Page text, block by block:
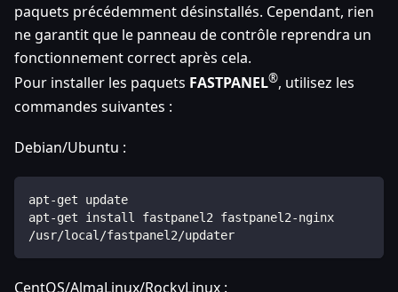
paquets précédemment désinstallés. Cependant, rien
ne garantit que le panneau de contrôle reprendra un
fonctionnement correct après cela.
Pour installer les paquets FASTPANEL®, utilisez les
commandes suivantes :
Debian/Ubuntu :
apt-get update
apt-get install fastpanel2 fastpanel2-nginx
/usr/local/fastpanel2/updater
CentOS/AlmaLinux/RockyLinux :